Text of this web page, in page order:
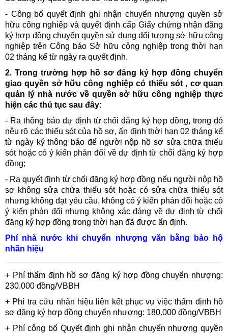
- Công bố quyết định ghi nhận chuyển nhượng quyền sở
hữu công nghiệp và quyết định cấp Giấy chứng nhận đăng
ký hợp đồng chuyển quyền sử dụng đối tượng sở hữu công
nghiệp trên Công báo Sở hữu công nghiệp trong thời hạn
02 tháng kể từ ngày ra quyết định.
2. Trong trường hợp hồ sơ đăng ký hợp đồng chuyển
giao quyền sở hữu công nghiệp có thiếu sót , cơ quan
quản lý nhà nước về quyền sở hữu công nghiệp thực
hiện các thủ tục sau đây:
- Ra thông báo dự định từ chối đăng ký hợp đồng, trong đó
nêu rõ các thiếu sót của hồ sơ, ấn định thời hạn 02 tháng kể
từ ngày ký thông báo để người nộp hồ sơ sửa chữa thiếu
sót hoặc có ý kiến phản đối về dự định từ chối đăng ký hợp
đồng;
- Ra quyết định từ chối đăng ký hợp đồng nếu người nộp hồ
sơ không sửa chữa thiếu sót hoặc có sửa chữa thiếu sót
nhưng không đạt yêu cầu, không có ý kiến phản đối hoặc có
ý kiến phản đối nhưng không xác đáng về dự định từ chối
đăng ký hợp đồng trong thời hạn đã được ấn định.
Phí nhà nước khi chuyển nhượng văn bằng bảo hộ
nhãn hiệu
+ Phí thẩm định hồ sơ đăng ký hợp đồng chuyển nhượng:
230.000 đồng/VBBH
+ Phí tra cứu nhãn hiệu liên kết phục vụ việc thẩm định hồ
sơ đăng ký hợp đồng chuyển nhượng: 180.000 đồng/VBBH
+ Phí công bố Quyết định ghi nhận chuyển nhượng quyền